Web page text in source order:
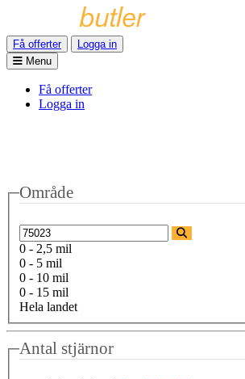
Få offerter
Logga in
Menu
Få offerter
Logga in
Område
0 - 2,5 mil
0 - 5 mil
0 - 10 mil
0 - 15 mil
Hela landet
Antal stjärnor